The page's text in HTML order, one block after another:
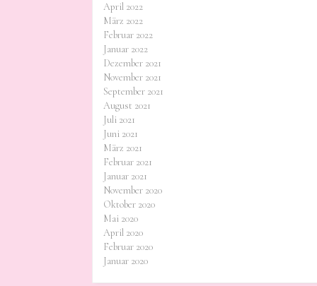
April 2022
März 2022
Februar 2022
Januar 2022
Dezember 2021
November 2021
September 2021
August 2021
Juli 2021
Juni 2021
März 2021
Februar 2021
Januar 2021
November 2020
Oktober 2020
Mai 2020
April 2020
Februar 2020
Januar 2020